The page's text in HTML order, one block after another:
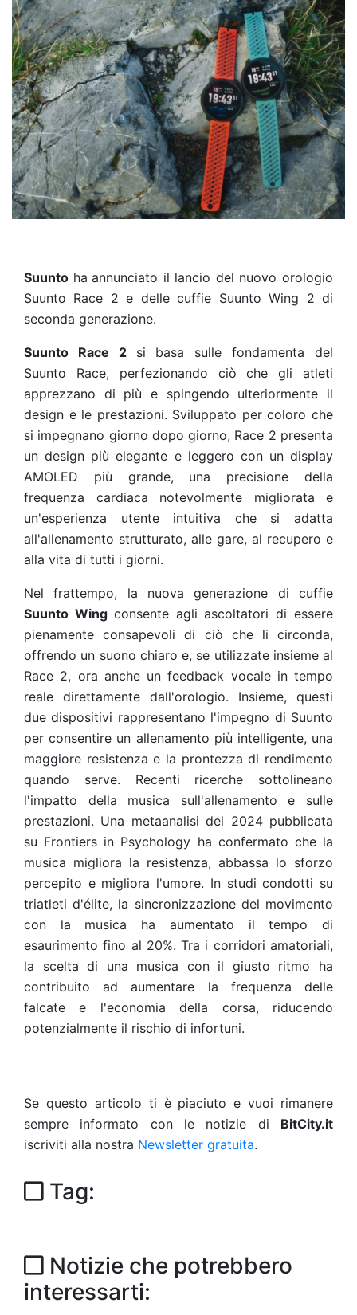
Suunto ha annunciato il lancio del nuovo orologio
Suunto Race 2 e delle cuffie Suunto Wing 2 di
seconda generazione.
Suunto Race 2 si basa sulle fondamenta del
Suunto Race, perfezionando ciò che gli atleti
apprezzano di più e spingendo ulteriormente il
design e le prestazioni. Sviluppato per coloro che
si impegnano giorno dopo giorno, Race 2 presenta
un design più elegante e leggero con un display
AMOLED più grande, una precisione della
frequenza cardiaca notevolmente migliorata e
un'esperienza utente intuitiva che si adatta
all'allenamento strutturato, alle gare, al recupero e
alla vita di tutti i giorni.
Nel frattempo, la nuova generazione di cuffie
Suunto Wing consente agli ascoltatori di essere
pienamente consapevoli di ciò che li circonda,
offrendo un suono chiaro e, se utilizzate insieme al
Race 2, ora anche un feedback vocale in tempo
reale direttamente dall'orologio. Insieme, questi
due dispositivi rappresentano l'impegno di Suunto
per consentire un allenamento più intelligente, una
maggiore resistenza e la prontezza di rendimento
quando serve. Recenti ricerche sottolineano
l'impatto della musica sull'allenamento e sulle
prestazioni. Una metaanalisi del 2024 pubblicata
su Frontiers in Psychology ha confermato che la
musica migliora la resistenza, abbassa lo sforzo
percepito e migliora l'umore. In studi condotti su
triatleti d'élite, la sincronizzazione del movimento
con la musica ha aumentato il tempo di
esaurimento fino al 20%. Tra i corridori amatoriali,
la scelta di una musica con il giusto ritmo ha
contribuito ad aumentare la frequenza delle
falcate e l'economia della corsa, riducendo
potenzialmente il rischio di infortuni.
Se questo articolo ti è piaciuto e vuoi rimanere
sempre informato con le notizie di BitCity.it
iscriviti alla nostra Newsletter gratuita.
Tag:
Notizie che potrebbero
interessarti: